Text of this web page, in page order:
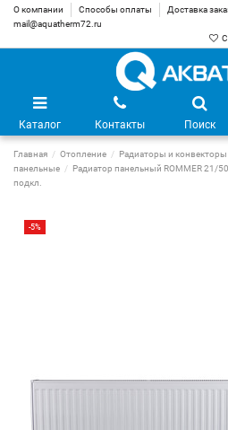
О компании Способы оплаты Доставка
mail@aquatherm72.ru
Каталог Контакты Поиск
Главная Отопление Радиаторы и конвекторы
панельные
Радиатор панельный ROMMER 21/
подкл.
-5%